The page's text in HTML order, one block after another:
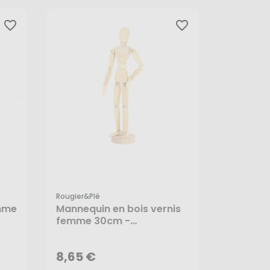
favorite_border favorite_border
Rougier&plé
Mannequin en bois vernis
femme 30cm -
8,65 €
8,65 €
AJOUTER AU PANIER